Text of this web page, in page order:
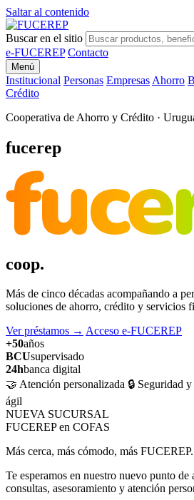
Saltar al contenido
Buscar en el sitio
e-FUCEREP Contacto
Menú
Institucional Personas Empresas Ahorro
Crédito
Cooperativa de Ahorro y Crédito ·
fucerep
coop.
Más de cinco décadas acompañando a
soluciones de ahorro, crédito y servicios
Ver préstamos → Acceso e-FUCEREP
+50años
BCUsupervisado
24hbanca digital
🤝 Atención personalizada 🔒 Seguridad
ágil
NUEVA SUCURSAL
FUCEREP en COFAS
Más cerca, más cómodo, más FUCEREP.
Te esperamos en nuestro nuevo punto
consultas, asesoramiento y atención